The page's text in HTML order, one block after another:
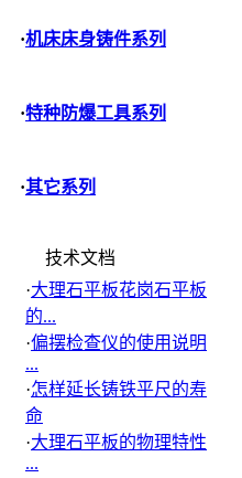
·机床床身铸件系列
·特种防爆工具系列
·其它系列
技术文档
·大理石平板花岗石平板
的...
·偏摆检查仪的使用说明
...
·怎样延长铸铁平尺的寿
命
·大理石平板的物理特性
...